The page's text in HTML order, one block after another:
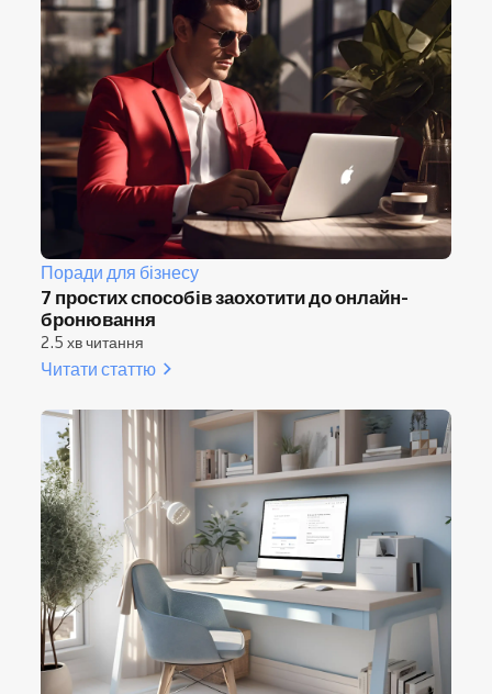
Поради для бізнесу
7 простих способів заохотити до онлайн-
бронювання
2.5 хв читання
Читати статтю